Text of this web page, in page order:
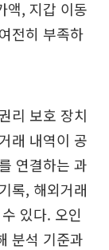
액, 지갑 이동
전히 부족하
리 보호 장치
래 내역이 공
연결하는 과
록, 해외거래
있다. 오인
분석 기준과